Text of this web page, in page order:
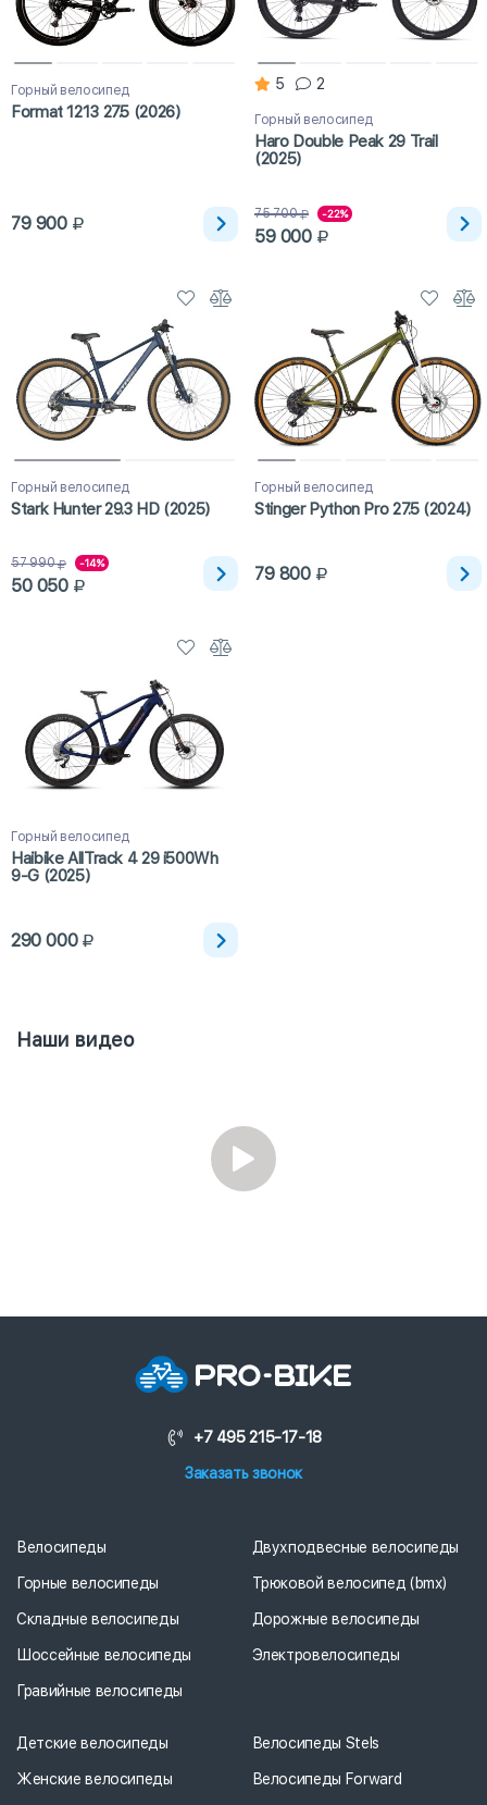
Горный велосипед
Format 1213 27.5 (2026)
79 900
5 2
Горный велосипед
Haro Double Peak 29 Trail
(2025)
75 700 -22%
59 000
Горный велосипед
Stark Hunter 29.3 HD (2025)
57 990 -14%
50 050
Горный велосипед
Stinger Python Pro 27.5 (2024)
79 800
Горный велосипед
Haibike AllTrack 4 29 i500Wh
9-G (2025)
290 000
Наши видео
+7 495 215-17-18
Заказать звонок
Велосипеды
Горные велосипеды
Складные велосипеды
Шоссейные велосипеды
Гравийные велосипеды
Двухподвесные велосипеды
Трюковой велосипед (bmx)
Дорожные велосипеды
Электровелосипеды
Детские велосипеды
Женские велосипеды
Велосипеды Stels
Велосипеды Forward